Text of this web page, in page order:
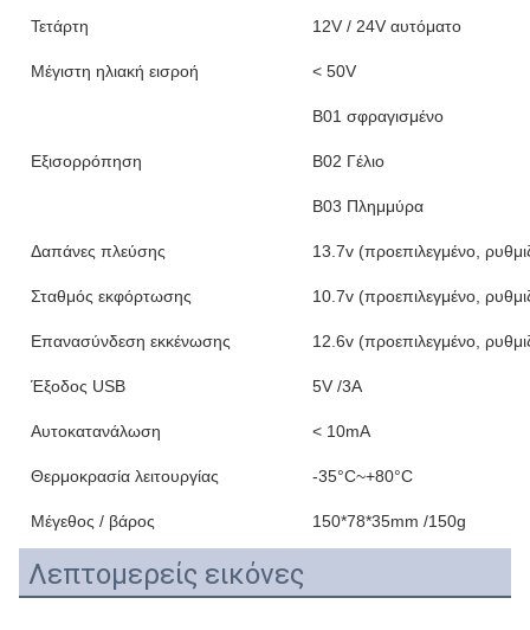
Τετάρτη 12V / 24V αυτόματο
Μέγιστη ηλιακή εισροή < 50V
Εξισορρόπηση
B01 σφραγισμένο
Β02 Γέλιο
Β03 Πλημμύρα
Δαπάνες πλεύσης 13.7v (προεπιλεγμένο,
Σταθμός εκφόρτωσης 10.7v (προεπιλεγμένο,
Επανασύνδεση εκκένωσης 12.6v (προεπιλεγμένο,
Έξοδος USB 5V /3A
Αυτοκατανάλωση < 10mA
Θερμοκρασία λειτουργίας -35°C~+80°C
Μέγεθος / βάρος 150*78*35mm /150g
Λεπτομερείς εικόνες